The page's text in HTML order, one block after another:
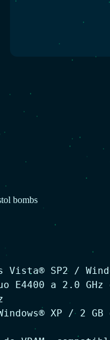
bombs
Vista® SP2 /
E4400 a 2.0 GHz
XP / 2 GB